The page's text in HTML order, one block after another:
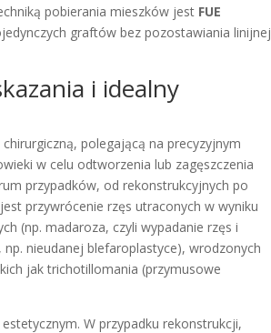
pobierania mieszków jest FUE
graftów bez pozostawiania linijnej
i idealny
polegającą na precyzyjnym
w celu odtworzenia lub zagęszczenia
przypadków, od rekonstrukcyjnych po
przywrócenie rzęs utraconych w wyniku
(np. madaroza, czyli wypadanie rzęs i
nieudanej blefaroplastyce), wrodzonych
jak trichotillomania (przymusowe
W przypadku rekonstrukcji,